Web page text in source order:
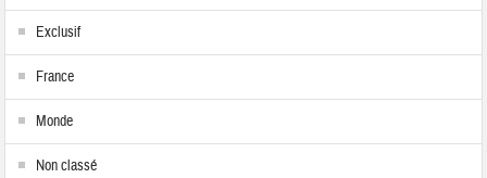
Exclusif
France
Monde
Non classé